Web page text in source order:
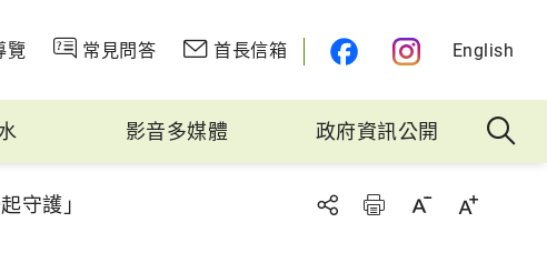
覽 常見問答 首長信箱 English
影音多媒體 政府資訊公開
守護」